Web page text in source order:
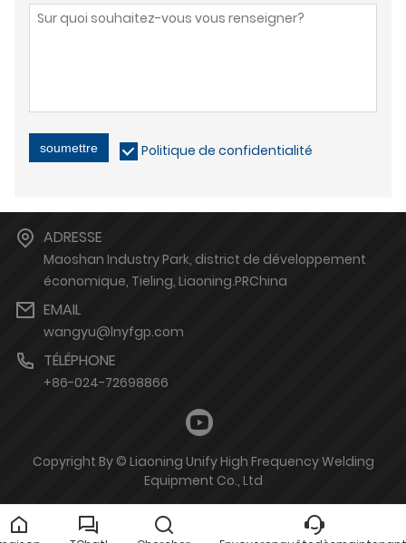
soumettre Politique de confidentialité
ADRESSE
Maoshan Industry Park, district de développement
économique, Tieling, Liaoning.PRChina
EMAIL
wangyu@lnyfgp.com
TÉLÉPHONE
+86-024-72698866
Copyright By © Liaoning Unify High Frequency Welding
Equipment Co., Ltd